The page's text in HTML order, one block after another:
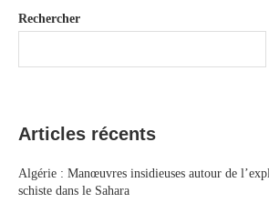
Rechercher
Articles récents
Algérie : Manœuvres insidieuses autour de
schiste dans le Sahara